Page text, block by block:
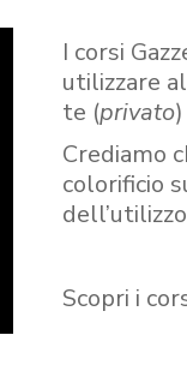
I corsi
utilizzare
te (privato
Crediamo
colorificio
Scopri i